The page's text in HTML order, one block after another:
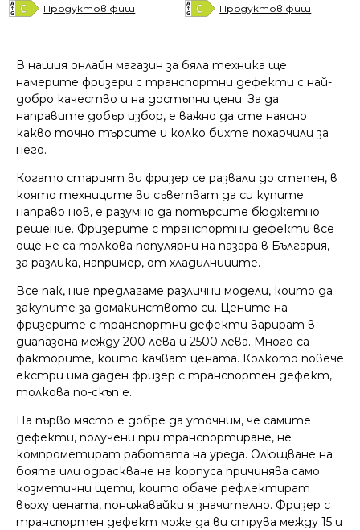
1479.00 €
1349.00 €
Продуктов фиш
1869.00 €
1699.00 €
Продуктов фиш
В нашия онлайн магазин за бяла техника ще
намерите фризери с транспортни дефекти с най-
добро качество и на достъпни цени. За да
направите добър избор, е важно да сте наясно
какво точно търсите и колко бихте похарчили за
него.
Когато старият ви фризер се развали до степен, в
която техниците ви съветват да си купите
направо нов, е разумно да потърсите бюджетно
решение. Фризерите с транспортни дефекти все
още не са толкова популярни на пазара в България,
за разлика, например, от хладилниците.
Все пак, ние предлагаме различни модели, които да
закупите за домакинството си. Цените на
фризерите с транспортни дефекти варират в
диапазона между 200 лева и 2500 лева. Много са
факторите, които качват цената. Колкото повече
екстри има даден фризер с транспортен дефект,
толкова по-скъп е.
На първо място е добре да уточним, че самите
дефекти, получени при транспортиране, не
компрометират работата на уреда. Олющване на
боята или одраскване на корпуса причинява само
козметични щети, които обаче рефлектират
върху цената, понижавайки я значително. Фризер с
транспортен дефект може да ви струва между 15 и